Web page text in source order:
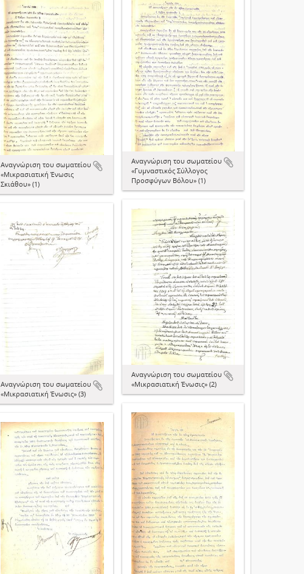
Αναγνώριση του σωματείου
«Γυμναστικός Σύλλογος
Προσφύγων Βόλου» (1)
Αναγνώριση του σωματείου
«Μικρασιατική Ένωσις
Σκιάθου» (1)
Αναγνώριση του σωματείου
«Μικρασιατική Ένωσις» (2)
Αναγνώριση του σωματείου
«Μικρασιατική Ένωσις» (3)